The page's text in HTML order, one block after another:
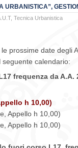
URBANISTICA”,
, Tecnica Urbanistica
prossime date degli
seguente calendario:
frequenza da A.A.
h 10,00)
Appello h 10,00)
Appello h 10,00)